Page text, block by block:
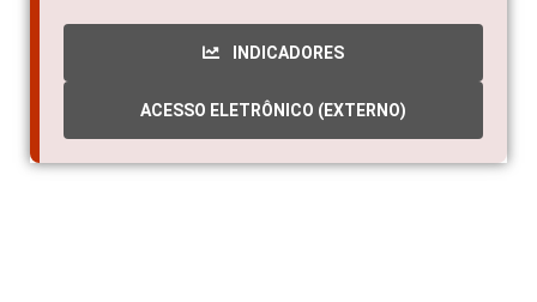
INDICADORES
ACESSO ELETRÔNICO (EXTERNO)